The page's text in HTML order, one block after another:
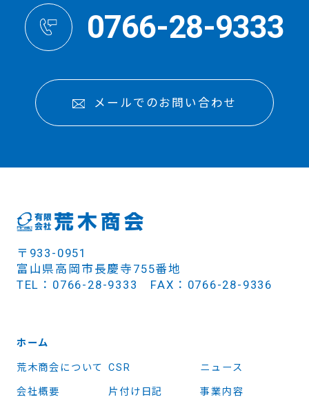
0766-28-9333
メールでのお問い合わせ
〒933-0951
富山県高岡市長慶寺755番地
TEL：0766-28-9333 FAX：0766-28-9336
ホーム
荒木商会について CSR ニュース
会社概要 片付け日記 事業内容